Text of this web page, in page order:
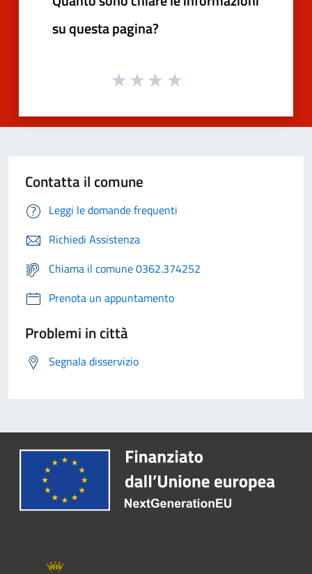
su questa pagina?
Contatta il comune
Leggi le domande frequenti
Richiedi Assistenza
Chiama il comune 0362.374252
Prenota un appuntamento
Problemi in città
Segnala disservizio